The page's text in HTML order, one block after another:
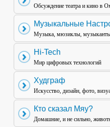
Обсуждение театра и кино в
Музыкальные
Музыка, мюзиклы,
Hi-Tech
Мир цифровых технологий
Худграф
Искусство, дизайн, фото,
Кто сказал Мяу?
Домашние, и не сильно,